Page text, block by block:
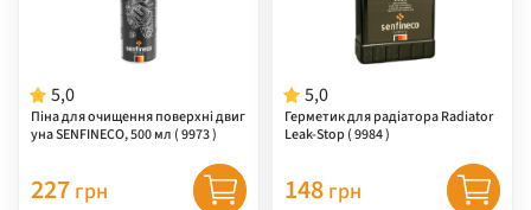
5,0
Піна для очищення поверхні двиг
уна SENFINECO, 500 мл ( 9973 )
227 грн
5,0
Герметик для радіатора Radiator
Leak-Stop ( 9984 )
148 грн